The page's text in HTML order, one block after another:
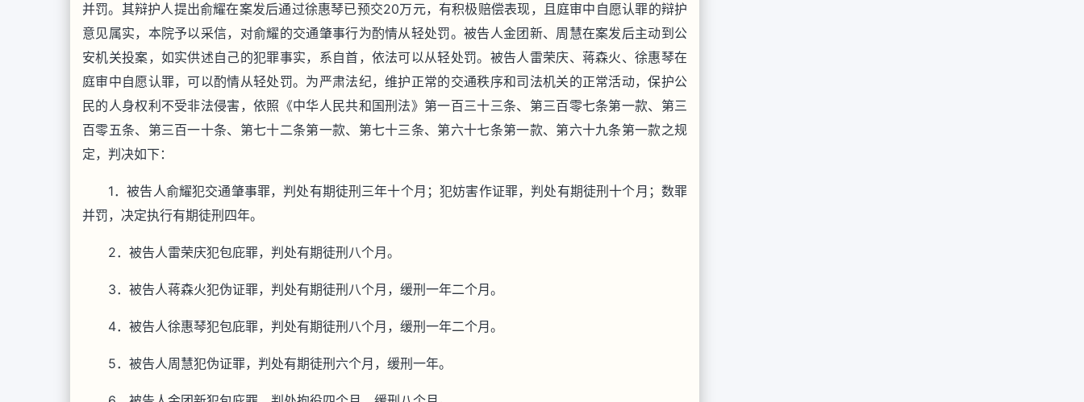
并罚。其辩护人提出俞耀在案发后通过徐惠琴已预交20万元，有积极赔偿表现，且庭审中自愿认罪的辩护
意见属实，本院予以采信，对俞耀的交通肇事行为酌情从轻处罚。被告人金团新、周慧在案发后主动到公
安机关投案，如实供述自己的犯罪事实，系自首，依法可以从轻处罚。被告人雷荣庆、蒋森火、徐惠琴在
庭审中自愿认罪，可以酌情从轻处罚。为严肃法纪，维护正常的交通秩序和司法机关的正常活动，保护公
民的人身权利不受非法侵害，依照《中华人民共和国刑法》第一百三十三条、第三百零七条第一款、第三
百零五条、第三百一十条、第七十二条第一款、第七十三条、第六十七条第一款、第六十九条第一款之规
定，判决如下：
1．被告人俞耀犯交通肇事罪，判处有期徒刑三年十个月；犯妨害作证罪，判处有期徒刑十个月；数罪
并罚，决定执行有期徒刑四年。
2．被告人雷荣庆犯包庇罪，判处有期徒刑八个月。
3．被告人蒋森火犯伪证罪，判处有期徒刑八个月，缓刑一年二个月。
4．被告人徐惠琴犯包庇罪，判处有期徒刑八个月，缓刑一年二个月。
5．被告人周慧犯伪证罪，判处有期徒刑六个月，缓刑一年。